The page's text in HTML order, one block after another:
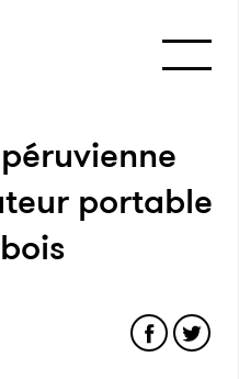
portable